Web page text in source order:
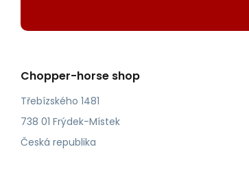
Chopper-horse shop
Třebízského 1481
738 01 Frýdek-Místek
Česká republika